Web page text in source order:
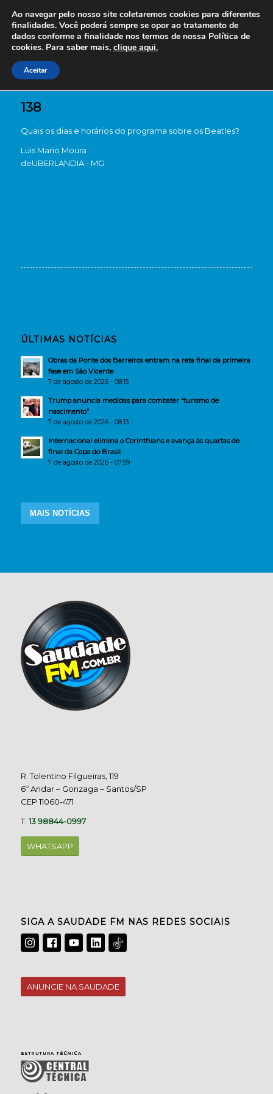
138
Quais os dias e horários do programa sobre os Beatles?
Luis Mario Moura
deUBERLANDIA - MG
ÚLTIMAS NOTÍCIAS
Obras da Ponte dos Barreiros entram na reta final da primeira
fase em São Vicente
7 de agosto de 2026 - 08:15
Trump anuncia medidas para combater “turismo de
nascimento”
7 de agosto de 2026 - 08:13
Internacional elimina o Corinthians e avança às quartas de
final da Copa do Brasil
7 de agosto de 2026 - 07:59
MAIS NOTÍCIAS
R. Tolentino Filgueiras, 119
6º Andar – Gonzaga – Santos/SP
CEP 11060-471
T.13 98844-0997
WHATSAPP
SIGA A SAUDADE FM NAS REDES SOCIAIS
ANUNCIE NA SAUDADE
Ao navegar pelo nosso site coletaremos cookies para diferentes
finalidades. Você poderá sempre se opor ao tratamento de
dados conforme a finalidade nos termos de nossa Política de
cookies. Para saber mais, clique aqui.
Aceitar